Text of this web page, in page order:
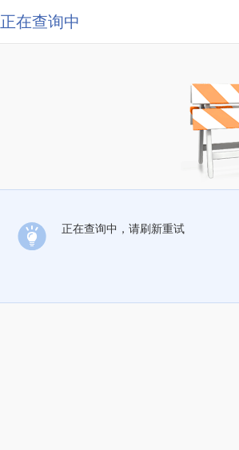
正在查询中
正在查询中，请刷新重试